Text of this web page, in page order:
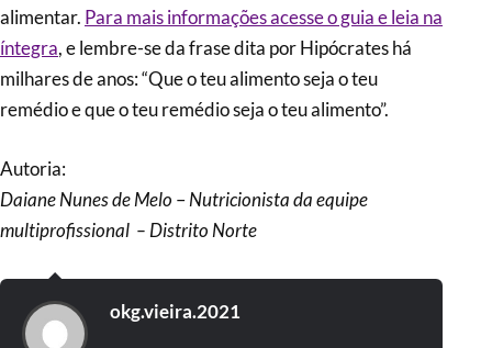
alimentar. Para mais informações acesse o guia e leia na
íntegra, e lembre-se da frase dita por Hipócrates há
milhares de anos: “Que o teu alimento seja o teu
remédio e que o teu remédio seja o teu alimento”.
Autoria:
Daiane Nunes de Melo –Nutricionista da equipe
multiprofissional – Distrito Norte
okg.vieira.2021